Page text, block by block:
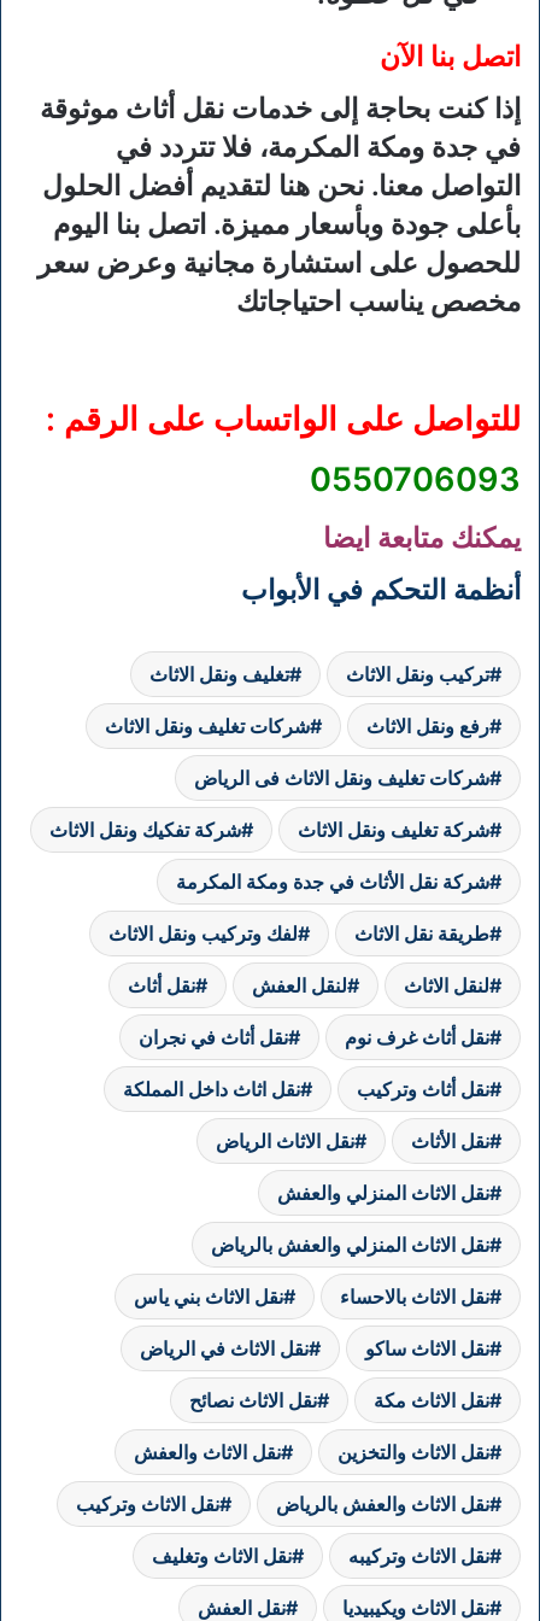
اتصل بنا الآن
إذا كنت بحاجة إلى خدمات نقل أثاث موثوقة
في جدة ومكة المكرمة، فلا تتردد في
التواصل معنا. نحن هنا لتقديم أفضل الحلول
بأعلى جودة وبأسعار مميزة. اتصل بنا اليوم
للحصول على استشارة مجانية وعرض سعر
مخصص يناسب احتياجاتك
للتواصل على الواتساب على الرقم :
0550706093
يمكنك متابعة ايضا
أنظمة التحكم في الأبواب
تركيب ونقل الاثاث تغليف ونقل الاثاث
رفع ونقل الاثاث شركات تغليف ونقل الاثاث
شركات تغليف ونقل الاثاث فى الرياض
شركة تغليف ونقل الاثاث شركة تفكيك ونقل الاثاث
شركة نقل الأثاث في جدة ومكة المكرمة
طريقة نقل الاثاث لفك وتركيب ونقل الاثاث
لنقل الاثاث لنقل العفش نقل أثاث
نقل أثاث غرف نوم نقل أثاث في نجران
نقل أثاث وتركيب نقل اثاث داخل المملكة
نقل الأثاث نقل الاثاث الرياض
نقل الاثاث المنزلي والعفش
نقل الاثاث المنزلي والعفش بالرياض
نقل الاثاث بالاحساء نقل الاثاث بني ياس
نقل الاثاث ساكو نقل الاثاث في الرياض
نقل الاثاث مكة نقل الاثاث نصائح
نقل الاثاث والتخزين نقل الاثاث والعفش
نقل الاثاث والعفش بالرياض نقل الاثاث وتركيب
نقل الاثاث وتركيبه نقل الاثاث وتغليف
نقل الاثاث ويكيبيديا نقل العفش